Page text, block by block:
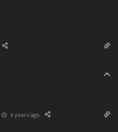
6 years ago